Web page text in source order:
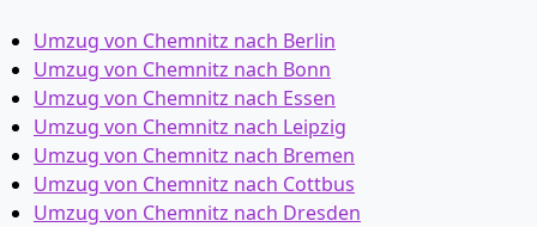
Umzug von Chemnitz nach Berlin
Umzug von Chemnitz nach Bonn
Umzug von Chemnitz nach Essen
Umzug von Chemnitz nach Leipzig
Umzug von Chemnitz nach Bremen
Umzug von Chemnitz nach Cottbus
Umzug von Chemnitz nach Dresden